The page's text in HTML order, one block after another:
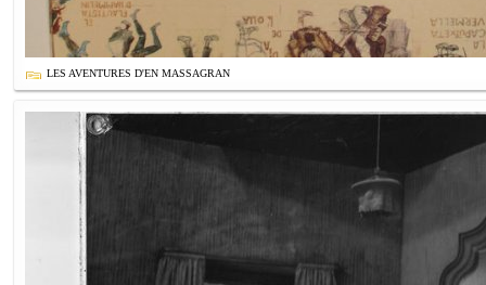
LES AVENTURES D'EN MASSAGRAN